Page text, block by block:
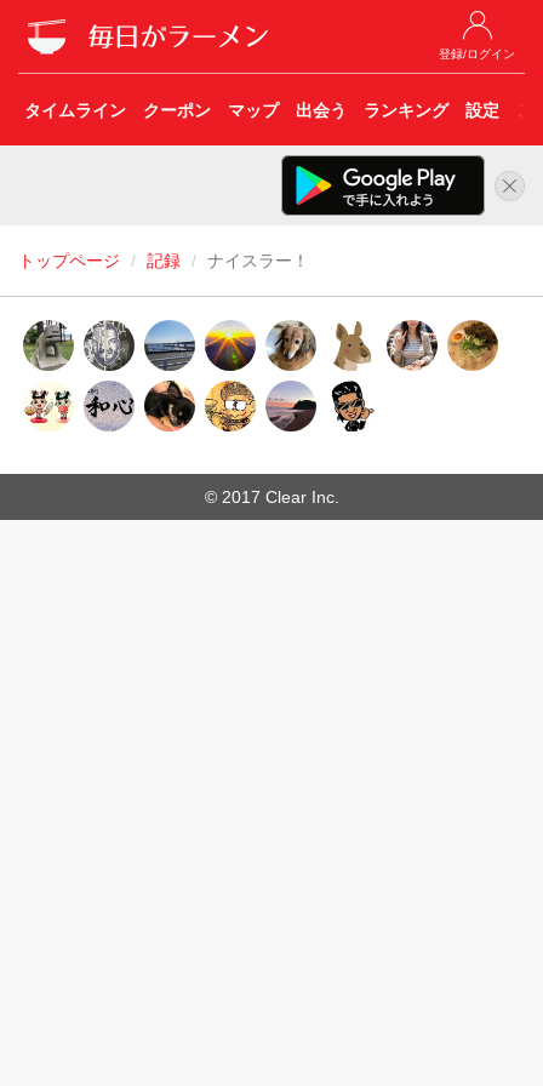
登録/ログイン
タイムライン クーポン マップ 出会う ランキング 設定 こ
トップページ 記録 ナイスラー！
© 2017 Clear Inc.